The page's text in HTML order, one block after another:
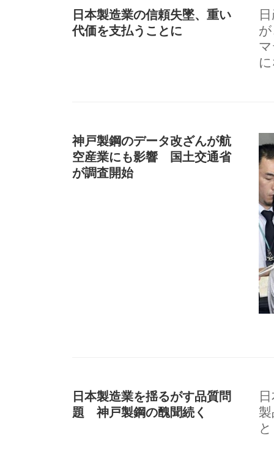
日本製造業の信頼失墜、重い
代価を支払うことに
神戸製鋼のデータ改ざんが航
空産業にも影響 国土交通省
が調査開始
日本製造業を揺るがす品質問
題 神戸製鋼の醜聞続く